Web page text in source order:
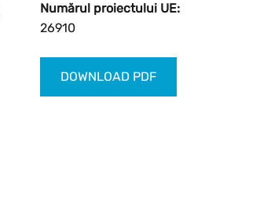
Numărul proiectului UE:
26910
DOWNLOAD PDF